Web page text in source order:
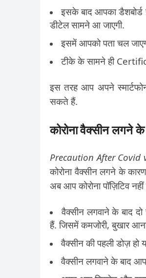
इसके बाद आपका
डीटेल सामने आ जाएगी.
इसमें आपको पता चल
टीके के सामने ही
इस तरह आप अपने
सकते हैं.
कोरोनावैक्सीन लगने के
Precaution After Covid
कोरोना वैक्सीन लगने के
अब आप कोरोना पॉज़िटिव
वैक्सीन लगवाने के बाद
हैं. जिसमें कमजोरी, बुखार
वैक्सीन की पहली डोज़ हो
वैक्सीन लगवाने के बाद